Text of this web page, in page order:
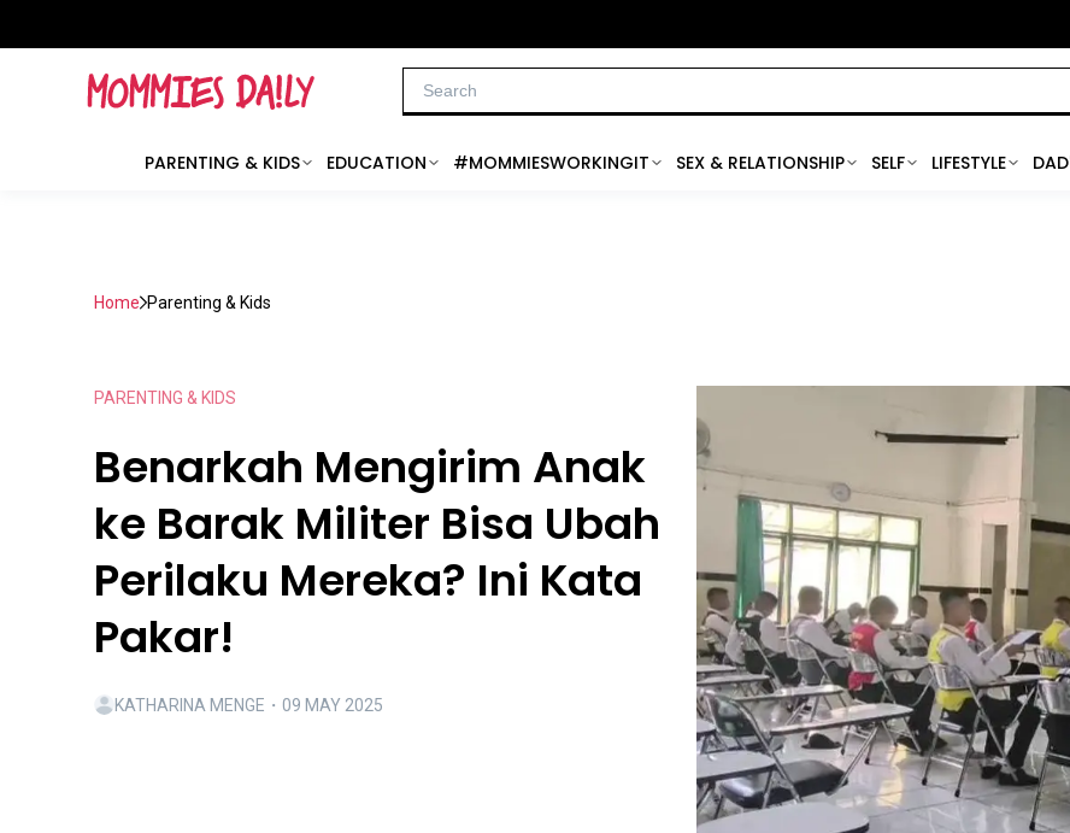
PARENTING & KIDS EDUCATION #MOMMIESWORKINGIT SEX & RELATIONSHIP SELF LIFESTYLE
Home Parenting & Kids
PARENTING & KIDS
Benarkah Mengirim Anak
ke Barak Militer Bisa Ubah
Perilaku Mereka? Ini Kata
Pakar!
KATHARINA MENGE ・ 09 MAY 2025